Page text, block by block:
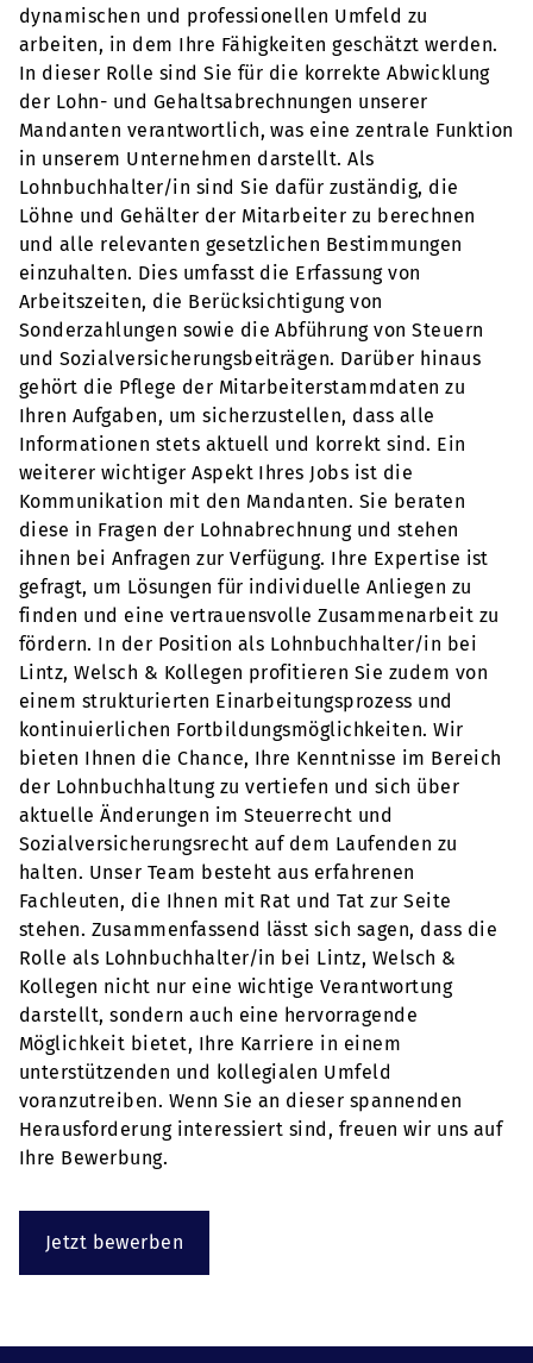
dynamischen und professionellen Umfeld zu
arbeiten, in dem Ihre Fähigkeiten geschätzt werden.
In dieser Rolle sind Sie für die korrekte Abwicklung
der Lohn- und Gehaltsabrechnungen unserer
Mandanten verantwortlich, was eine zentrale Funktion
in unserem Unternehmen darstellt. Als
Lohnbuchhalter/in sind Sie dafür zuständig, die
Löhne und Gehälter der Mitarbeiter zu berechnen
und alle relevanten gesetzlichen Bestimmungen
einzuhalten. Dies umfasst die Erfassung von
Arbeitszeiten, die Berücksichtigung von
Sonderzahlungen sowie die Abführung von Steuern
und Sozialversicherungsbeiträgen. Darüber hinaus
gehört die Pflege der Mitarbeiterstammdaten zu
Ihren Aufgaben, um sicherzustellen, dass alle
Informationen stets aktuell und korrekt sind. Ein
weiterer wichtiger Aspekt Ihres Jobs ist die
Kommunikation mit den Mandanten. Sie beraten
diese in Fragen der Lohnabrechnung und stehen
ihnen bei Anfragen zur Verfügung. Ihre Expertise ist
gefragt, um Lösungen für individuelle Anliegen zu
finden und eine vertrauensvolle Zusammenarbeit zu
fördern. In der Position als Lohnbuchhalter/in bei
Lintz, Welsch & Kollegen profitieren Sie zudem von
einem strukturierten Einarbeitungsprozess und
kontinuierlichen Fortbildungsmöglichkeiten. Wir
bieten Ihnen die Chance, Ihre Kenntnisse im Bereich
der Lohnbuchhaltung zu vertiefen und sich über
aktuelle Änderungen im Steuerrecht und
Sozialversicherungsrecht auf dem Laufenden zu
halten. Unser Team besteht aus erfahrenen
Fachleuten, die Ihnen mit Rat und Tat zur Seite
stehen. Zusammenfassend lässt sich sagen, dass die
Rolle als Lohnbuchhalter/in bei Lintz, Welsch &
Kollegen nicht nur eine wichtige Verantwortung
darstellt, sondern auch eine hervorragende
Möglichkeit bietet, Ihre Karriere in einem
unterstützenden und kollegialen Umfeld
voranzutreiben. Wenn Sie an dieser spannenden
Herausforderung interessiert sind, freuen wir uns auf
Ihre Bewerbung.
Jetzt bewerben